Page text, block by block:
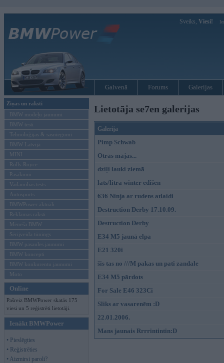
Sveiks, Viesi!
Galvenā Forums Galerijas
Ziņas un raksti
BMW modeļu jaunumi
BMW testi
Tehnoloģijas & sasniegumi
BMW Latvijā
MINI
Rolls-Royce
Pasākumi
Vadāmības tests
Autosports
BMWPower aktuāli
Reklāmas raksti
Mēneša BMW
Sērijveida tūnings
BMW pasaules jaunumi
BMW koncepti
BMW konkurentu jaunumi
Moto
Online
Pašreiz BMWPower skatās 175
viesi un 5 reģistrēti lietotāji.
Ienākt BMWPower
• Pieslēgties
• Reģistrēties
• Aizmirsi paroli?
Lietotāja se7en galerijas
Galerija
Pimp Schwab
Otrās mājas...
dziļi lauki ziemā
lats/litrā winter edišen
636 Ninja ar rudens atlaidi
Destruction Derby 17.10.09.
Destruction Derby
E34 M5 jaunā elpa
E21 320i
šis tas no ///M pakas un pati zandale
E34 M5 pārdots
For Sale E46 323Ci
Sliks ar vasarenēm :D
22.01.2006.
Mans jaunais Rrrrintintin:D